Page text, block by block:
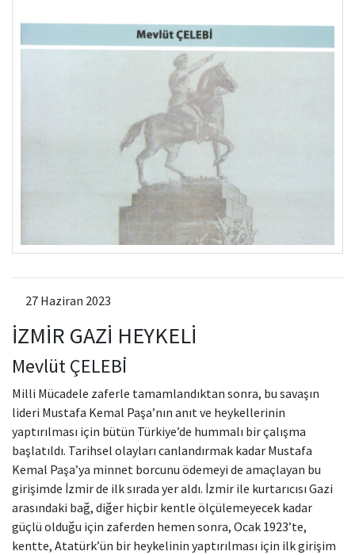
27 Haziran 2023
İZMİR GAZİ HEYKELİ
Mevlüt ÇELEBİ
Milli Mücadele zaferle tamamlandıktan sonra, bu savaşın
lideri Mustafa Kemal Paşa’nın anıt ve heykellerinin
yaptırılması için bütün Türkiye’de hummalı bir çalışma
başlatıldı. Tarihsel olayları canlandırmak kadar Mustafa
Kemal Paşa’ya minnet borcunu ödemeyi de amaçlayan bu
girişimde İzmir de ilk sırada yer aldı. İzmir ile kurtarıcısı Gazi
arasındaki bağ, diğer hiçbir kentle ölçülemeyecek kadar
güçlü olduğu için zaferden hemen sonra, Ocak 1923’te,
kentte, Atatürk’ün bir heykelinin yaptırılması için ilk girişim